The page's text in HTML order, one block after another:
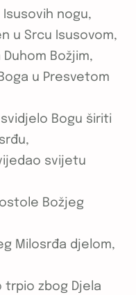
nogu,
u Srcu Isusovom,
Božjim,
u Presvetom
Bogu širiti
svijetu
Božjeg
Milosrđa djelom,
trpio zbog Djela